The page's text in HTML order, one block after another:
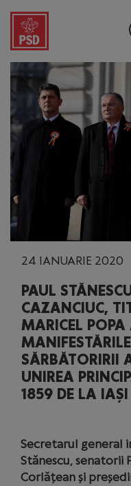
24 IANUARIE 2020
PAUL
CAZANCIUC,
MARICEL POPA
SĂRBĂTORIRII
UNIREA
1859 DE LA IAȘI
Secretarul general
Stănescu, senatorii
Corlățean și